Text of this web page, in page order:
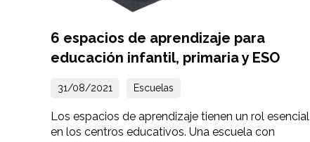
6 espacios de aprendizaje para
educación infantil, primaria y ESO
31/08/2021 Escuelas
Los espacios de aprendizaje tienen un rol esencial
en los centros educativos. Una escuela con